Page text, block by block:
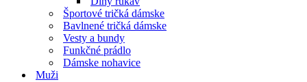
Športové tričká dámske
Bavlnené tričká dámske
Vesty a bundy
Funkčné prádlo
Dámske nohavice
Muži